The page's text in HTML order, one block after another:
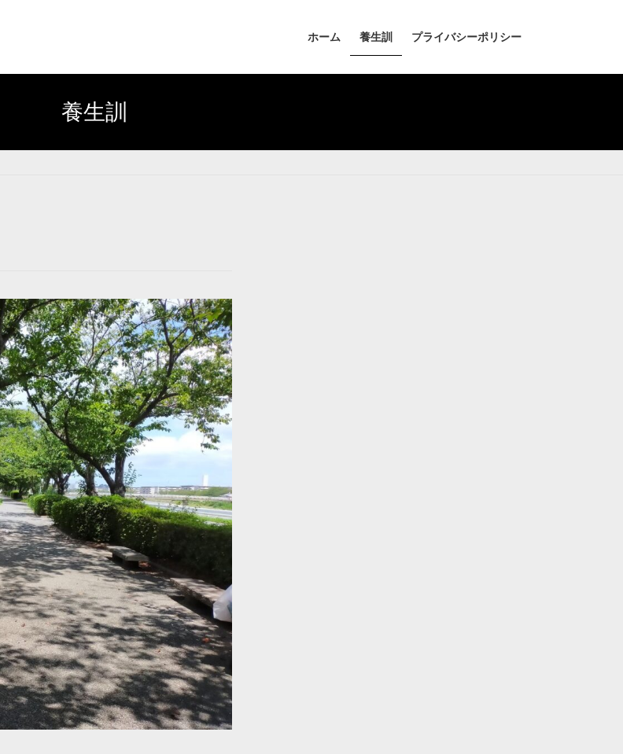
ホーム 養生訓 プライバシーポリシー
養生訓